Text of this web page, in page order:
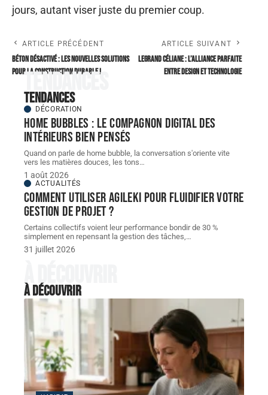
jours, autant viser juste du premier coup.
ARTICLE PRÉCÉDENT
Béton désactivé : les nouvelles solutions
pour la construction durable !
ARTICLE SUIVANT
Legrand céliane : l’alliance parfaite
entre design et technologie
Tendances
Tendances
DÉCORATION
Home bubbles : le compagnon digital des
intérieurs bien pensés
Quand on parle de home bubble, la conversation s'oriente vite
vers les matières douces, les tons…
1 août 2026
ACTUALITÉS
Comment utiliser Agileki pour fluidifier votre
gestion de projet ?
Certains collectifs voient leur performance bondir de 30 %
simplement en repensant la gestion des tâches,…
31 juillet 2026
À découvrir
À découvrir